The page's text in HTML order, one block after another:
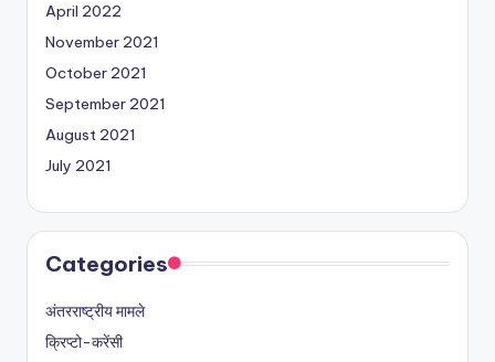
April 2022
November 2021
October 2021
September 2021
August 2021
July 2021
Categories
अंतरराष्ट्रीय मामले
क्रिप्टो-करेंसी